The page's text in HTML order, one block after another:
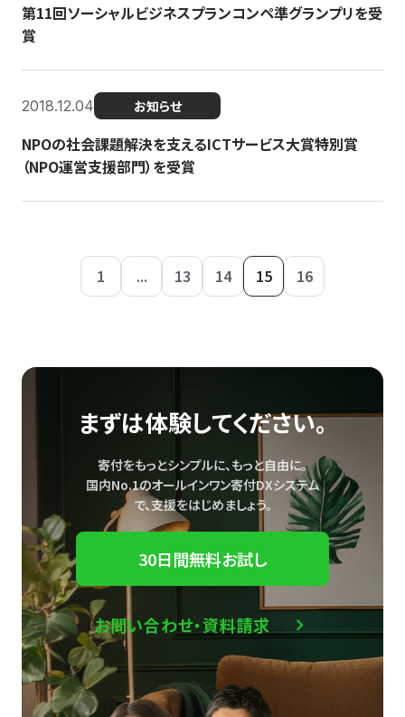
第11回ソーシャルビジネスプランコンペ準グランプリを受
賞
2018.12.04 お知らせ
NPOの社会課題解決を支えるICTサービス大賞特別賞
（NPO運営支援部門）を受賞
1 ... 13 14 15 16
まずは体験してください。
寄付をもっとシンプルに、もっと自由に。
国内No.1のオールインワン寄付DXシステム
で、支援をはじめましょう。
30日間無料お試し
お問い合わせ・資料請求